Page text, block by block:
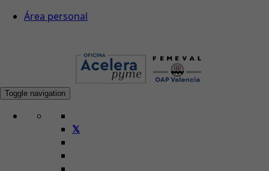
Área personal
Toggle navigation